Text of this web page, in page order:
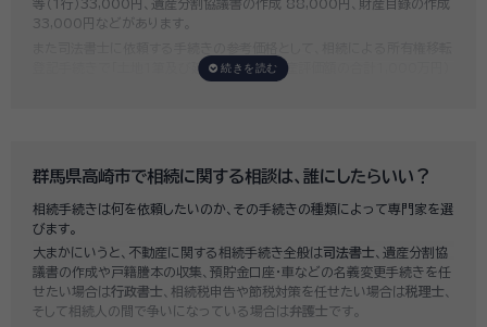
等（1行）33,000円、遺産分割協議書の作成 88,000円、財産目録の作成
33,000円などがあります。
登記手続きで「土地1筆及び建物1棟（固定資産評価額の合計1,000万円）
せると100万円近くかそれ以上費用がかかってしまう場合もあるなど、非
いい相続では、お客様ごとに必要な相続手続きを明らかにし、無料で見積
もり をお出ししております。予算に合わせてご自身で対応できないものの
み依頼することも可能ですので、まずはお気軽にご相談ください。
群馬県高崎市で相続に関する相談は、誰にしたらいい？
相続手続きは何を依頼したいのか、その手続きの種類によって専門家を選
びます。
大まかにいうと、不動産に関する相続手続き全般は司法書士 、遺産分割協
議書の作成や戸籍謄本の収集、預貯金口座・車などの名義変更手続きを任
せたい場合は行政書士 、相続税申告や節税対策を任せたい場合は税理士
そして相続人の間で争いになっている場合は弁護士です。